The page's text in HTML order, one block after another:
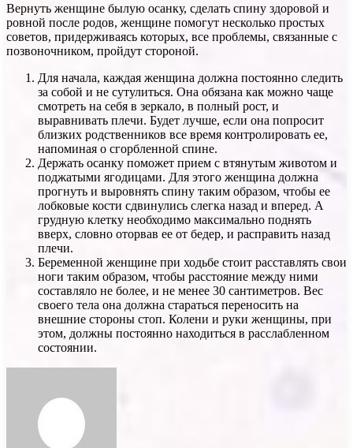
Вернуть женщине былую осанку, сделать спину здоровой и
ровной после родов, женщине помогут несколько простых
советов, придерживаясь которых, все проблемы, связанные с
позвоночником, пройдут стороной.
Для начала, каждая женщина должна постоянно следить
за собой и не сутулиться. Она обязана как можно чаще
смотреть на себя в зеркало, в полный рост, и
выравнивать плечи. Будет лучше, если она попросит
близких родственников все время контролировать ее,
напоминая о сгорбленной спине.
Держать осанку поможет прием с втянутым животом и
поджатыми ягодицами. Для этого женщина должна
прогнуть и выровнять спину таким образом, чтобы ее
лобковые кости сдвинулись слегка назад и вперед. А
грудную клетку необходимо максимально поднять
вверх, словно оторвав ее от бедер, и расправить назад
плечи.
Беременной женщине при ходьбе стоит расставлять свои
ноги таким образом, чтобы расстояние между ними
составляло не более, и не менее 30 сантиметров. Вес
своего тела она должна стараться переносить на
внешние стороны стоп. Колени и руки женщины, при
этом, должны постоянно находиться в расслабленном
состоянии.